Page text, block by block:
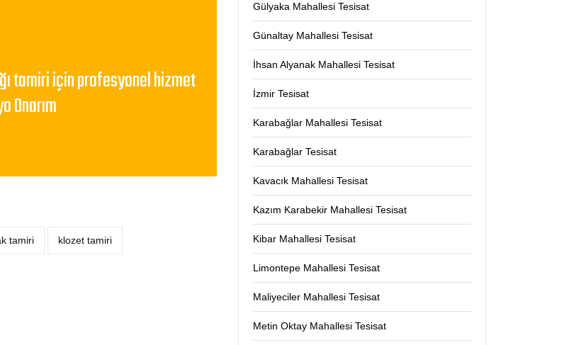
tamiri için profesyonel hizmet
Onarım
tamiri klozet tamiri
Gülyaka Mahallesi Tesisat
Günaltay Mahallesi Tesisat
İhsan Alyanak Mahallesi Tesisat
İzmir Tesisat
Karabağlar Mahallesi Tesisat
Karabağlar Tesisat
Kavacık Mahallesi Tesisat
Kazım Karabekir Mahallesi Tesisat
Kibar Mahallesi Tesisat
Limontepe Mahallesi Tesisat
Maliyeciler Mahallesi Tesisat
Metin Oktay Mahallesi Tesisat